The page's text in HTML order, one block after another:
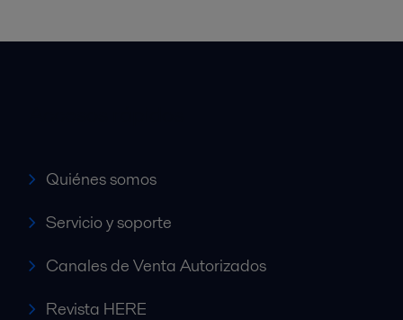
Quiénes somos
Servicio y soporte
Canales de Venta Autorizados
Revista HERE